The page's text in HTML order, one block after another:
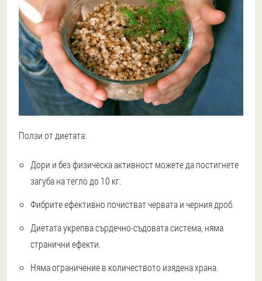
Ползи от диетата:
Дори и без физическа активност можете да постигнете
загуба на тегло до 10 кг.
Фибрите ефективно почистват червата и черния дроб.
Диетата укрепва сърдечно-съдовата система, няма
странични ефекти.
Няма ограничение в количеството изядена храна.